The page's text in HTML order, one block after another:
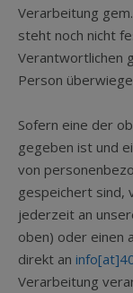
Verarbeitung
steht noch nicht
Verantwortlichen
Person
Sofern eine der
gegeben ist und
von
gespeichert sind,
jederzeit an
oben) oder einen
direkt an
Verarbeitung